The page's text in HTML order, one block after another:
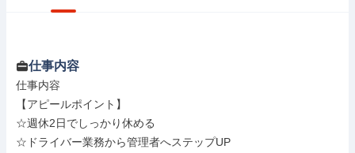
仕事内容
仕事内容
【アピールポイント】
☆週休2日でしっかり休める
☆ドライバー業務から管理者へステップUP